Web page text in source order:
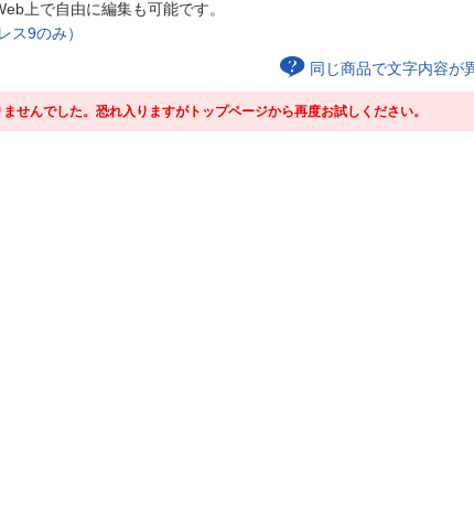
上で自由に編集も可能です。
ス9のみ）
同じ商品で文字内容が
せんでした。恐れ入りますがトップページから再度お試しください。